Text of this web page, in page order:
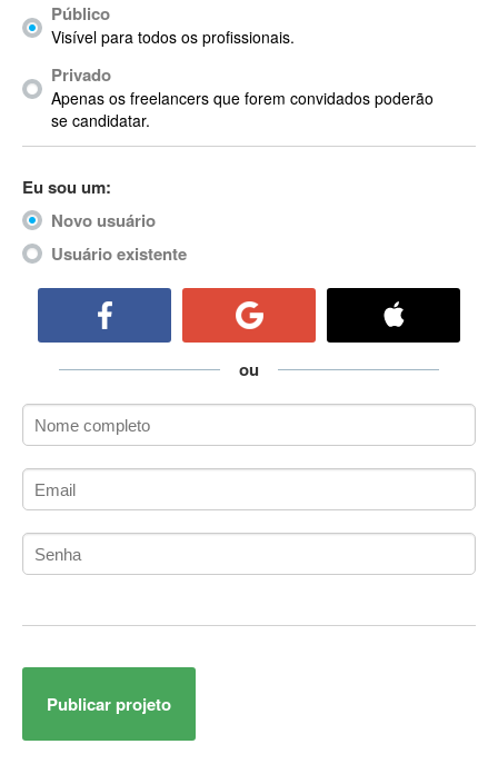
Acrobat
Acrobat X
Acronis
ACT
ActionScript
ActionScript 3
Active Directory
ActiveX Data Objects (ADO)
ADK
Administração Acadêmica
Administração de Artistas e Repertórios
Administração de Banco de Dados
Administração de Redes
Administrador de Sistemas
Adobe After Effects
Adobe AIR
Público
Visível para todos os profissionais.
Privado
Apenas os freelancers que forem convidados poderão
se candidatar.
Eu sou um:
Novo usuário
Usuário existente
ou
Publicar projeto